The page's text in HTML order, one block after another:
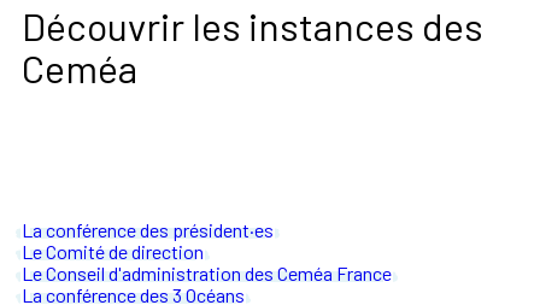
Découvrir les instances des
Ceméa
La conférence des président·es
Le Comité de direction
Le Conseil d'administration des Ceméa France
La conférence des 3 Océans